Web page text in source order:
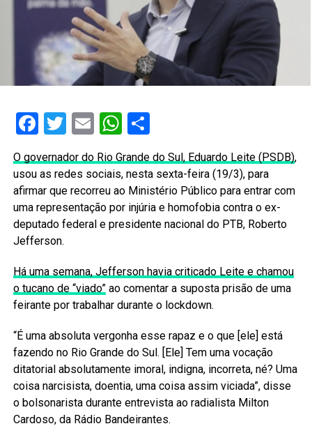
Facebook
Twitter
EmailWhatsApp
Share
O governador do Rio Grande do Sul, Eduardo Leite (PSDB),
usou as redes sociais, nesta sexta-feira (19/3), para
afirmar que recorreu ao Ministério Público para entrar com
uma representação por injúria e homofobia contra o ex-
deputado federal e presidente nacional do PTB, Roberto
Jefferson.
Há uma semana, Jefferson havia criticado Leite e chamou
o tucano de “viado”ao comentar a suposta prisão de uma
feirante por trabalhar durante o lockdown.
“É uma absoluta vergonha esse rapaz e o que [ele] está
fazendo no Rio Grande do Sul. [Ele] Tem uma vocação
ditatorial absolutamente imoral, indigna, incorreta, né? Uma
coisa narcisista, doentia, uma coisa assim viciada”, disse
o bolsonarista durante entrevista ao radialista Milton
Cardoso, da Rádio Bandeirantes.